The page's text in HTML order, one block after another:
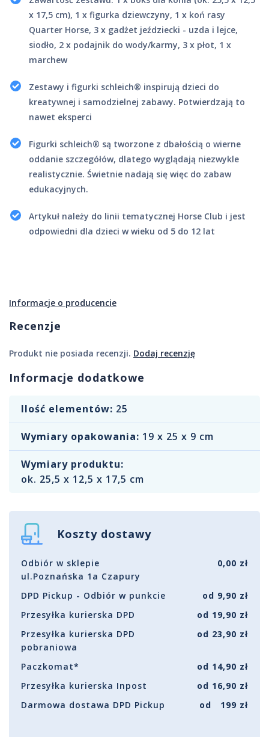
x 17,5 cm), 1 x figurka dziewczyny, 1 x koń rasy
Quarter Horse, 3 x gadżet jeździecki - uzda i lejce,
siodło, 2 x podajnik do wody/karmy, 3 x płot, 1 x
marchew
Zestawy i figurki schleich® inspirują dzieci do
kreatywnej i samodzielnej zabawy. Potwierdzają to
nawet eksperci
Figurki schleich® są tworzone z dbałością o wierne
oddanie szczegółów, dlatego wyglądają niezwykle
realistycznie. Świetnie nadają się więc do zabaw
edukacyjnych.
Artykuł należy do linii tematycznej Horse Club i jest
odpowiedni dla dzieci w wieku od 5 do 12 lat
Informacje o producencie
Recenzje
Produkt nie posiada recenzji. Dodaj recenzję
Informacje dodatkowe
Ilość elementów: 25
Wymiary opakowania: 19 x 25 x 9 cm
Wymiary produktu:
ok. 25,5 x 12,5 x 17,5 cm
Koszty dostawy
Odbiór w sklepie
ul.Poznańska 1a Czapury
0,00 zł
DPD Pickup - Odbiór w punkcie
od 9,90 zł
Przesyłka kurierska DPD
od 19,90 zł
Przesyłka kurierska DPD
pobraniowa
od 23,90 zł
Paczkomat*
od 14,90 zł
Przesyłka kurierska Inpost
od 16,90 zł
Darmowa dostawa DPD Pickup
od 199 zł